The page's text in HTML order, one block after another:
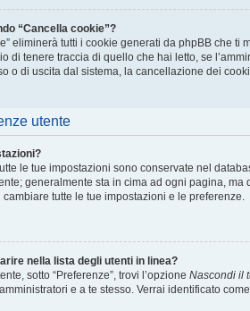
“Cancella cookie”?
eliminerà tutti i cookie generati da phpBB che ti
di tenere traccia di quello che hai letto, se
o di uscita dal sistema, la cancellazione dei
utente
le tue impostazioni sono conservate nel
generalmente sta in cima ad ogni pagina, ma
tutte le tue impostazioni e le preferenze.
nella lista degli utenti in linea?
sotto “Preferenze”, trovi l’opzione Nascondi il
e a te stesso. Verrai identificato